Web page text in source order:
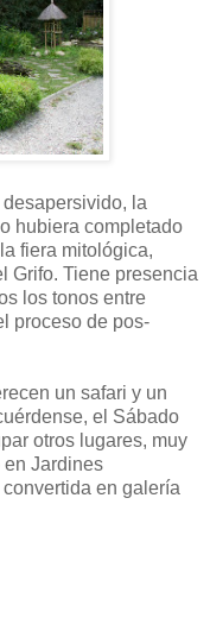
la
hubiera completado
fiera mitológica,
Grifo. Tiene presencia
los tonos entre
proceso de pos-
un safari y un
el Sábado
otros lugares, muy
en Jardines
en galería